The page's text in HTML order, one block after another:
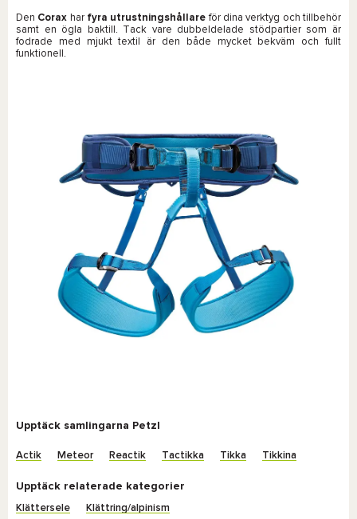
Den Corax har fyra utrustningshållare för dina verktyg och tillbehör
samt en ögla baktill. Tack vare dubbeldelade stödpartier som är
fodrade med mjukt textil är den både mycket bekväm och fullt
funktionell.
Upptäck samlingarna Petzl
Actik Meteor Reactik Tactikka Tikka Tikkina
Upptäck relaterade kategorier
Klättersele Klättring/alpinism